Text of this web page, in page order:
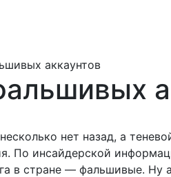
аккаунтов
нет назад, а
По инсайдерской
в стране — фальшивые. Ну